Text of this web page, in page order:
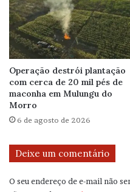
Operação destrói plantação
com cerca de 20 mil pés de
maconha em Mulungu do
Morro
6 de agosto de 2026
Deixe um comentário
O seu endereço de e-mail não